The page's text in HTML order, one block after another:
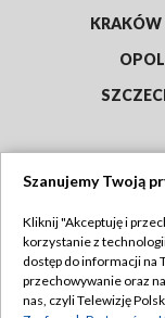
KRAKÓW
Abonament TVP
Szanujemy Twoją
Kliknij "Akceptuję i
korzystanie z
dostęp do informacji na
przechowywanie oraz
nas, czyli Telewizję